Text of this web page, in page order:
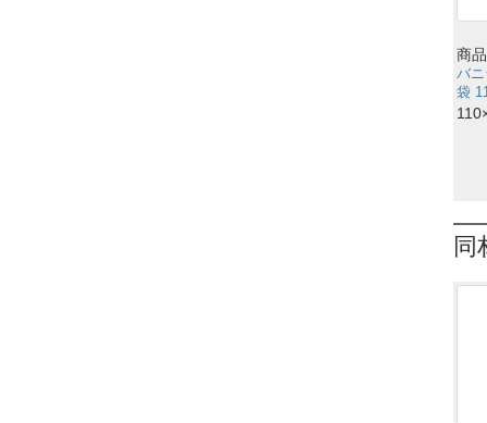
商
バ
袋
同